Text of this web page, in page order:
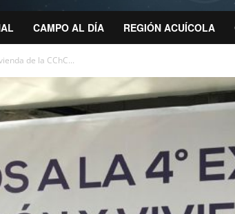
CAMPO AL DÍA REGIÓN ACUÍCOLA
de la CChC...